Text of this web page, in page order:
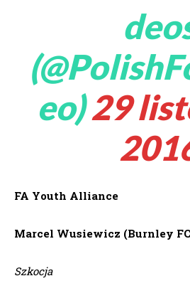
eo)29
FA Youth Alliance
Marcel Wusiewicz (Burnley
Szkocja